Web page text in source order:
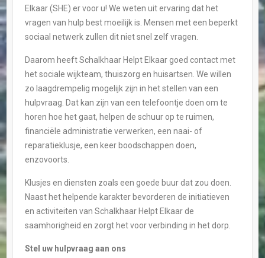
Elkaar (SHE) er voor u! We weten uit ervaring dat het
vragen van hulp best moeilijk is. Mensen met een beperkt
sociaal netwerk zullen dit niet snel zelf vragen.
Daarom heeft Schalkhaar Helpt Elkaar goed contact met
het sociale wijkteam, thuiszorg en huisartsen. We willen
zo laagdrempelig mogelijk zijn in het stellen van een
hulpvraag. Dat kan zijn van een telefoontje doen om te
horen hoe het gaat, helpen de schuur op te ruimen,
financiële administratie verwerken, een naai- of
reparatieklusje, een keer boodschappen doen,
enzovoorts.
Klusjes en diensten zoals een goede buur dat zou doen.
Naast het helpende karakter bevorderen de initiatieven
en activiteiten van Schalkhaar Helpt Elkaar de
saamhorigheid en zorgt het voor verbinding in het dorp.
Stel uw hulpvraag aan ons